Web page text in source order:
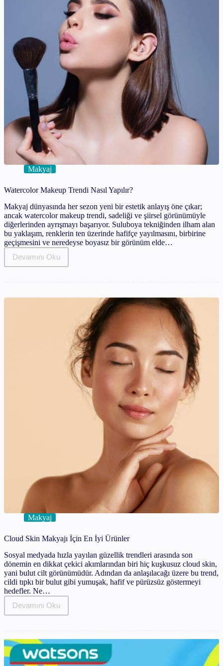
Makyaj
Watercolor Makeup Trendi Nasıl Yapılır?
Makyaj dünyasında her sezon yeni bir estetik anlayış öne çıkar;
ancak watercolor makeup trendi, sadeliği ve şiirsel görünümüyle
diğerlerinden ayrışmayı başarıyor. Suluboya tekniğinden ilham alan
bu yaklaşım, renklerin ten üzerinde hafifçe yayılmasını, birbirine
geçişmesini ve neredeyse boyasız bir görünüm elde…
Devamını Oku
Watercolor
Makeup
Makyaj
Cloud Skin Makyajı İçin En İyi Ürünler
Sosyal medyada hızla yayılan güzellik trendleri arasında son
dönemin en dikkat çekici akımlarından biri hiç kuşkusuz cloud skin,
yani bulut cilt görünümüdür. Adından da anlaşılacağı üzere bu trend,
cildi tıpkı bir bulut gibi yumuşak, hafif ve pürüzsüz göstermeyi
hedefler. Ne…
Devamını Oku
Cloud
Skin
En
İyi
Ürünler